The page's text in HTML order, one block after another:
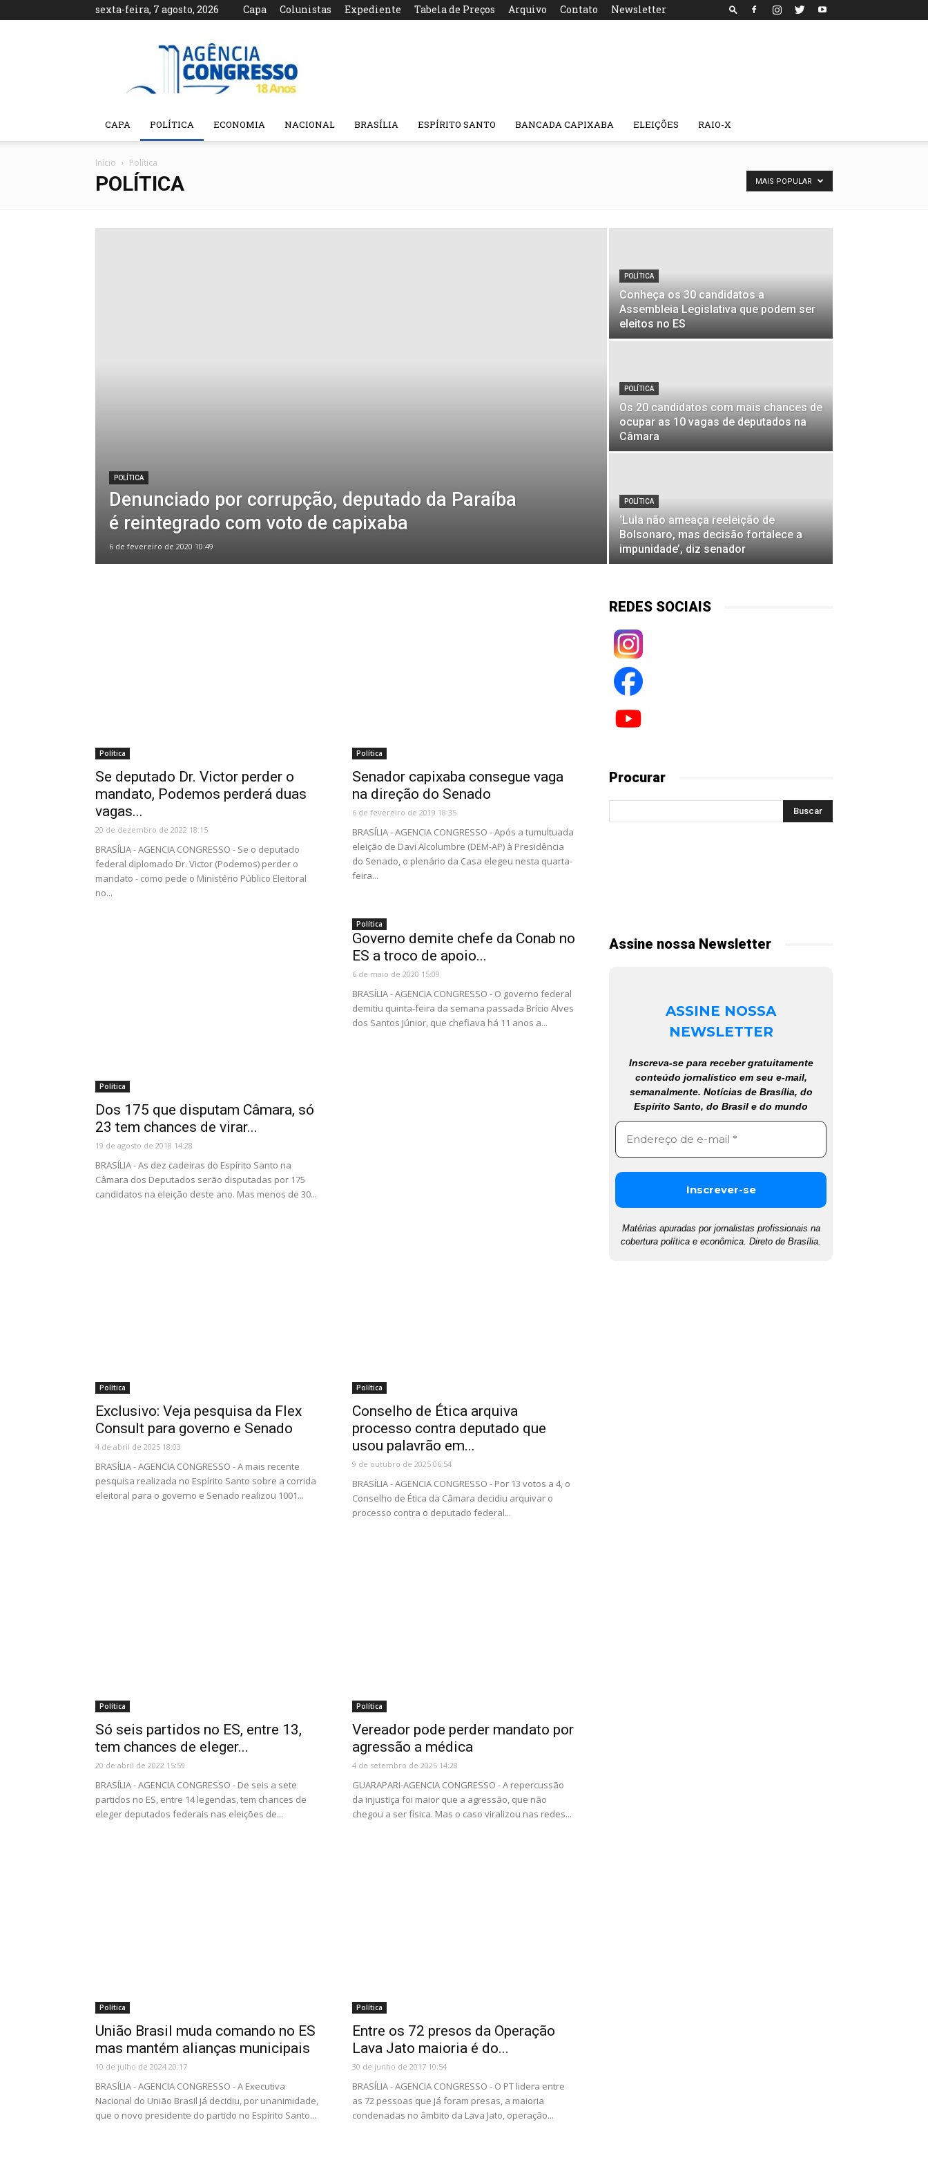
sexta-feira, 7 agosto, 2026 Capa Colunistas Expediente Tabela de Preços Arquivo Contato Newsletter
Agência
CAPA POLÍTICA ECONOMIA NACIONAL BRASÍLIA ESPÍRITO SANTO BANCADA CAPIXABA ELEIÇÕES RAIO-X
Início Política
POLÍTICA MAIS POPULAR
POLÍTICA
Denunciado por corrupção, deputado da Paraíba
é reintegrado com voto de capixaba
6 de fevereiro de 2020 10:49
POLÍTICA
Conheça os 30 candidatos a
Assembleia Legislativa que podem ser
eleitos no ES
POLÍTICA
Os 20 candidatos com mais chances de
ocupar as 10 vagas de deputados na
Câmara
POLÍTICA
‘Lula não ameaça reeleição de
Bolsonaro, mas decisão fortalece a
impunidade’, diz senador
Política
Se deputado Dr. Victor perder o
mandato, Podemos perderá duas
vagas...
20 de dezembro de 2022 18:15
BRASÍLIA - AGENCIA CONGRESSO - Se o deputado
federal diplomado Dr. Victor (Podemos) perder o
mandato - como pede o Ministério Público Eleitoral
no...
Política
Senador capixaba consegue vaga
na direção do Senado
6 de fevereiro de 2019 18:35
BRASÍLIA - AGENCIA CONGRESSO - Após a tumultuada
eleição de Davi Alcolumbre (DEM-AP) à Presidência
do Senado, o plenário da Casa elegeu nesta quarta-
feira...
Política
Dos 175 que disputam Câmara, só
23 tem chances de virar...
19 de agosto de 2018 14:28
BRASÍLIA - As dez cadeiras do Espírito Santo na
Câmara dos Deputados serão disputadas por 175
candidatos na eleição deste ano. Mas menos de 30...
Política
Governo demite chefe da Conab no
ES a troco de apoio...
6 de maio de 2020 15:09
BRASÍLIA - AGENCIA CONGRESSO - O governo federal
demitiu quinta-feira da semana passada Brício Alves
dos Santos Júnior, que chefiava há 11 anos a...
Política
Exclusivo: Veja pesquisa da Flex
Consult para governo e Senado
4 de abril de 2025 18:03
BRASÍLIA - AGENCIA CONGRESSO - A mais recente
pesquisa realizada no Espírito Santo sobre a corrida
eleitoral para o governo e Senado realizou 1001...
Política
Conselho de Ética arquiva
processo contra deputado que
usou palavrão em...
9 de outubro de 2025 06:54
BRASÍLIA - AGENCIA CONGRESSO - Por 13 votos a 4, o
Conselho de Ética da Câmara decidiu arquivar o
processo contra o deputado federal...
Política
Só seis partidos no ES, entre 13,
tem chances de eleger...
20 de abril de 2022 15:59
BRASÍLIA - AGENCIA CONGRESSO - De seis a sete
partidos no ES, entre 14 legendas, tem chances de
eleger deputados federais nas eleições de...
Política
Vereador pode perder mandato por
agressão a médica
4 de setembro de 2025 14:28
GUARAPARI-AGENCIA CONGRESSO - A repercussão
da injustiça foi maior que a agressão, que não
chegou a ser física. Mas o caso viralizou nas redes...
Política
União Brasil muda comando no ES
mas mantém alianças municipais
10 de julho de 2024 20:17
BRASÍLIA - AGENCIA CONGRESSO - A Executiva
Nacional do União Brasil já decidiu, por unanimidade,
que o novo presidente do partido no Espírito Santo...
Política
Entre os 72 presos da Operação
Lava Jato maioria é do...
30 de junho de 2017 10:54
BRASÍLIA - AGENCIA CONGRESSO - O PT lidera entre
as 72 pessoas que já foram presas, a maioria
condenadas no âmbito da Lava Jato, operação...
REDES SOCIAIS
Procurar
Assine nossa Newsletter
ASSINE NOSSA
NEWSLETTER
Inscreva-se para receber gratuitamente
conteúdo jornalístico em seu e-mail,
semanalmente. Notícias de Brasília, do
Espírito Santo, do Brasil e do mundo
Matérias apuradas por jornalistas profissionais na
cobertura política e econômica. Direto de Brasília.